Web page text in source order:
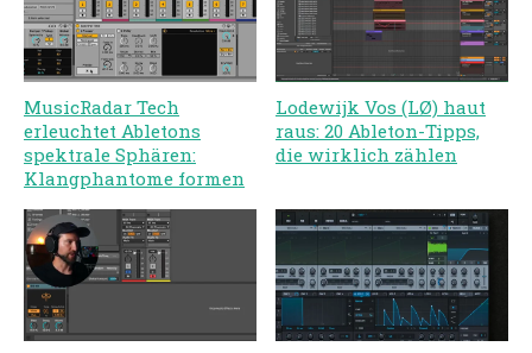
MusicRadar Tech
erleuchtet Abletons
spektrale Sphären:
Klangphantome formen
Lodewijk Vos (LØ) haut
raus: 20 Ableton-Tipps,
die wirklich zählen